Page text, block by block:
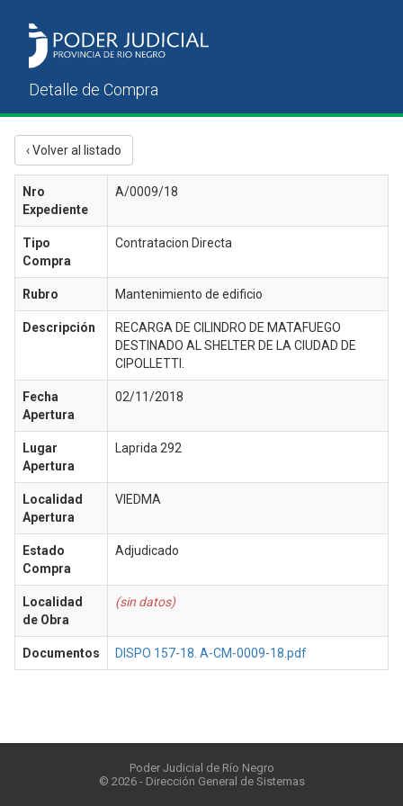
‹ Volver al listado
Nro
Expediente
A/0009/18
Tipo
Compra
Contratacion Directa
Rubro Mantenimiento de edificio
Descripción
RECARGA DE CILINDRO DE MATAFUEGO
DESTINADO AL SHELTER DE LA CIUDAD DE
CIPOLLETTI.
Fecha
Apertura
02/11/2018
Lugar
Apertura
Laprida 292
Localidad
Apertura
VIEDMA
Estado
Compra
Adjudicado
Localidad
de Obra
(sin datos)
Documentos DISPO 157-18. A-CM-0009-18.pdf